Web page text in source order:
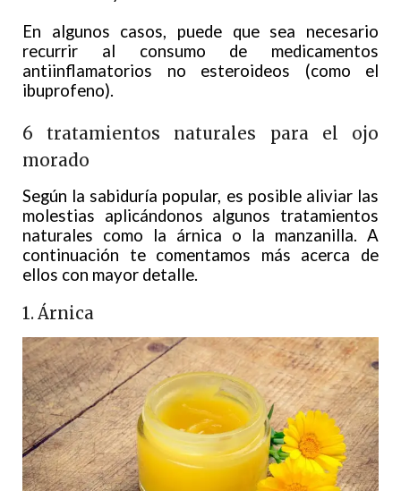
En algunos casos, puede que sea necesario
recurrir al consumo de medicamentos
antiinflamatorios no esteroideos (como el
ibuprofeno).
6 tratamientos naturales para el ojo
morado
Según la sabiduría popular, es posible aliviar las
molestias aplicándonos algunos tratamientos
naturales como la árnica o la manzanilla. A
continuación te comentamos más acerca de
ellos con mayor detalle.
1. Árnica